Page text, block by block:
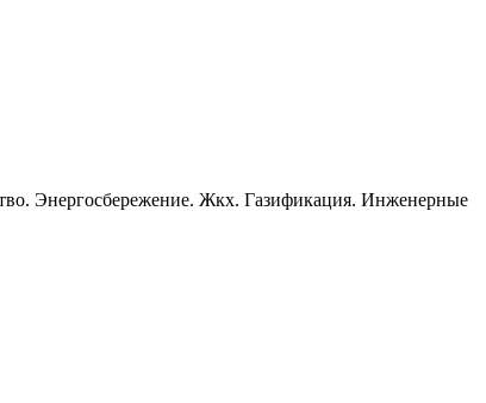
Энергосбережение. Жкх. Газификация. Инженерные